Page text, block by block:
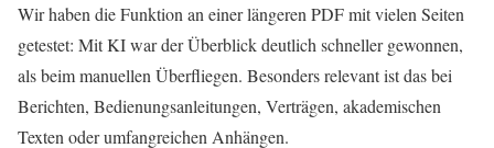
Wir haben die Funktion an einer längeren PDF mit vielen Seiten
getestet: Mit KI war der Überblick deutlich schneller gewonnen,
als beim manuellen Überfliegen. Besonders relevant ist das bei
Berichten, Bedienungsanleitungen, Verträgen, akademischen
Texten oder umfangreichen Anhängen.